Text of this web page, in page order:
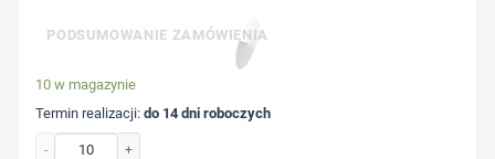
PODSUMOWANIE ZAMÓWIENIA
10 w magazynie
Termin realizacji:do 14 dni roboczych